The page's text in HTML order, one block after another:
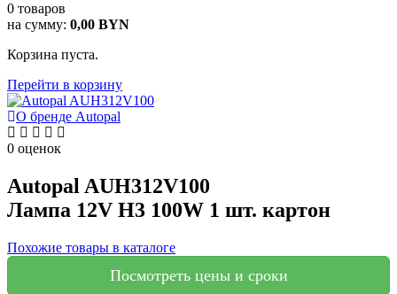
0 товаров
на сумму: 0,00 BYN
Корзина пуста.
Перейти в корзину
О бренде Autopal
0 оценок
Autopal AUH312V100
Лампа 12V H3 100W 1 шт. картон
Похожие товары в каталоге
Посмотреть цены и сроки